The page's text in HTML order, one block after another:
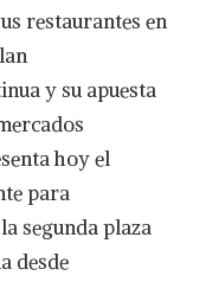
restaurantes en
y su apuesta
hoy el
para
segunda plaza
desde